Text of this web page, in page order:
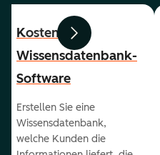
ZurückWeiter
Kostenlose
Wissensdatenbank-
Software
Erstellen Sie eine
Wissensdatenbank,
welche Kunden die